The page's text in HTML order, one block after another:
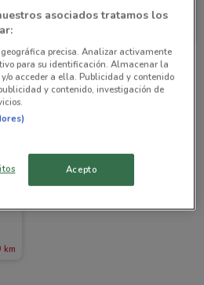
km
asociados tratamos los
precisa. Analizar activamente
para su identificación. Almacenar la
o acceder a ella. Publicidad y contenido
y contenido, investigación de
Acepto